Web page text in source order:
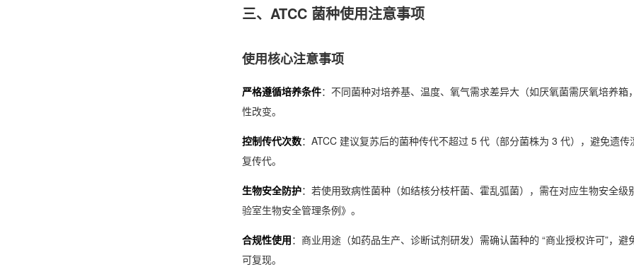
三、ATCC 菌种使用注意事项
使用核心注意事项
严格遵循培养条件：不同菌种对培养基、温度、氧气需求差异大（如厌氧菌需厌氧培养
性改变。
控制传代次数：ATCC 建议复苏后的菌种传代不超过 5 代（部分菌株为 3 代），避免遗
复传代。
生物安全防护：若使用致病性菌种（如结核分枝杆菌、霍乱弧菌），需在对应生物安全
验室生物安全管理条例》。
合规性使用：商业用途（如药品生产、诊断试剂研发）需确认菌种的 “商业授权许可”，
可复现。